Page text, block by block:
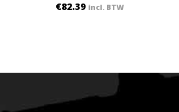
€82.39 incl. BTW